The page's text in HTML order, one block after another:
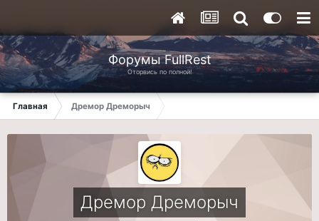
Форумы FullRest
Оторвись по полной!
Главная Дремор Дреморыч
Дремор Дреморыч